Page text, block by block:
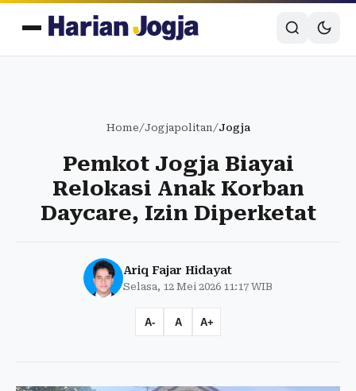
Home/Jogjapolitan/Jogja
Pemkot Jogja Biayai
Relokasi Anak Korban
Daycare, Izin Diperketat
Ariq Fajar Hidayat
Selasa, 12 Mei 2026 11:17 WIB
A- A A+